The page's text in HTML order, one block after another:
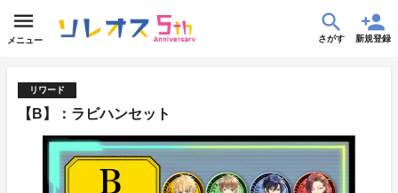
メニュー さがす 新規登録
リワード
【B】：ラビハンセット